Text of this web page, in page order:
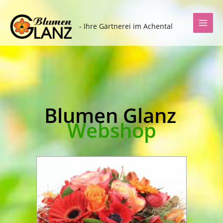
Inhalt
springen
- Ihre Gärtnerei im Achental
Blumen Glanz
Webshop
Produkt
weist
mehrere
Varianten